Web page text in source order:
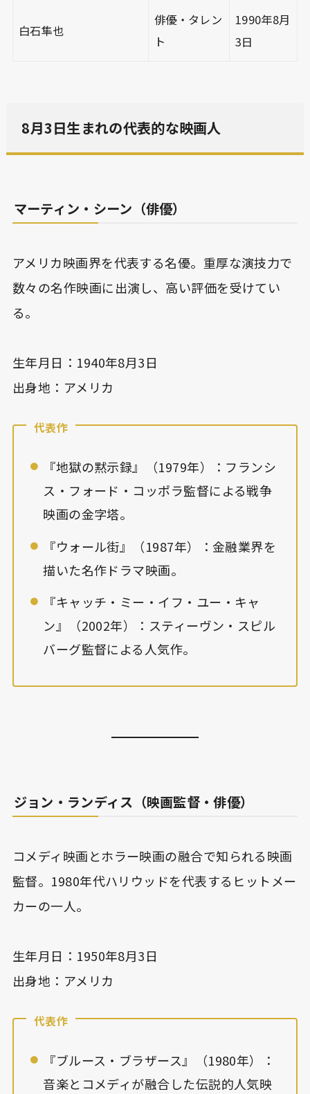
白石隼也
俳優・タレン
ト
1990年8月
3日
8月3日生まれの代表的な映画人
マーティン・シーン（俳優）
アメリカ映画界を代表する名優。重厚な演技力で
数々の名作映画に出演し、高い評価を受けてい
る。
生年月日：1940年8月3日
出身地：アメリカ
代表作
『地獄の黙示録』（1979年）：フランシ
ス・フォード・コッポラ監督による戦争
映画の金字塔。
『ウォール街』（1987年）：金融業界を
描いた名作ドラマ映画。
『キャッチ・ミー・イフ・ユー・キャ
ン』（2002年）：スティーヴン・スピル
バーグ監督による人気作。
ジョン・ランディス（映画監督・俳優）
コメディ映画とホラー映画の融合で知られる映画
監督。1980年代ハリウッドを代表するヒットメー
カーの一人。
生年月日：1950年8月3日
出身地：アメリカ
代表作
『ブルース・ブラザース』（1980年）：
音楽とコメディが融合した伝説的人気映